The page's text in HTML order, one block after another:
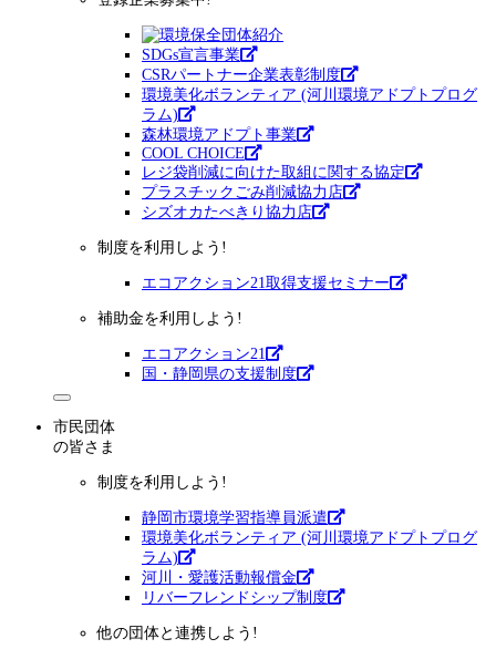
SDGs宣言事業
CSRパートナー企業表彰制度
環境美化ボランティア (河川環境アドプトプログ
ラム)
森林環境アドプト事業
COOL CHOICE
レジ袋削減に向けた取組に関する協定
プラスチックごみ削減協力店
シズオカたべきり協力店
制度を利用しよう!
エコアクション21取得支援セミナー
補助金を利用しよう!
エコアクション21
国・静岡県の支援制度
市民団体
の皆さま
制度を利用しよう!
静岡市環境学習指導員派遣
環境美化ボランティア (河川環境アドプトプログ
ラム)
河川・愛護活動報償金
リバーフレンドシップ制度
他の団体と連携しよう!